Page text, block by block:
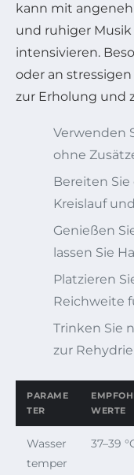
kann mit
und ruhiger
intensivieren.
oder an
zur Erholung und
Verwenden
ohne
Bereiten Sie
Kreislauf
Genießen
lassen Sie
Platzieren
Reichweite
Trinken Sie
zur
PARAME
TER
WERTE
Wasser
temper
37–39